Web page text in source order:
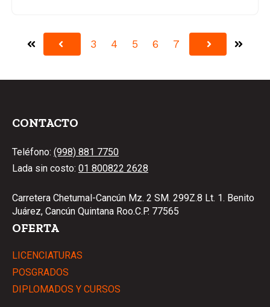
PrimeraAnterior3 4 5 6 7 SiguienteÚltima
CONTACTO
Teléfono: (998) 881 7750
Lada sin costo: 01 800822 2628
Carretera Chetumal-Cancún Mz. 2 SM. 299Z.8 Lt. 1. Benito
Juárez, Cancún Quintana Roo.C.P. 77565
OFERTA
LICENCIATURAS
POSGRADOS
DIPLOMADOS Y CURSOS